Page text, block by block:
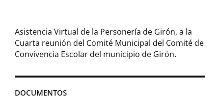
DOCUMENTOS
Asistencia Virtual de la Personería de Girón, a la
Cuarta reunión del Comité Municipal del Comité de
Convivencia Escolar del municipio de Girón.